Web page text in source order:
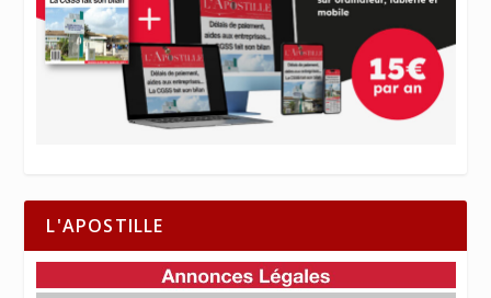
L'APOSTILLE